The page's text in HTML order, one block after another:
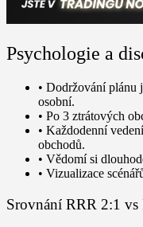
Psychologie a
• Dodržování plánu
osobní.
• Po 3 ztrátových
• Každodenní
obchodů.
• Vědomí si
• Vizualizace
Srovnání RRR 2:1 vs